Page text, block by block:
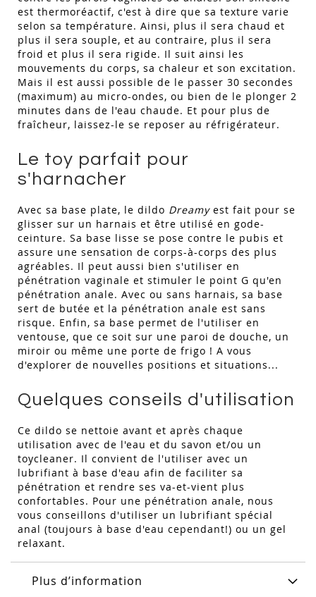
est thermoréactif, c'est à dire que sa texture varie
selon sa température. Ainsi, plus il sera chaud et
plus il sera souple, et au contraire, plus il sera
froid et plus il sera rigide. Il suit ainsi les
mouvements du corps, sa chaleur et son excitation.
Mais il est aussi possible de le passer 30 secondes
(maximum) au micro-ondes, ou bien de le plonger 2
minutes dans de l'eau chaude. Et pour plus de
fraîcheur, laissez-le se reposer au réfrigérateur.
Le toy parfait pour
s'harnacher
Avec sa base plate, le dildo Dreamy est fait pour se
glisser sur un harnais et être utilisé en gode-
ceinture. Sa base lisse se pose contre le pubis et
assure une sensation de corps-à-corps des plus
agréables. Il peut aussi bien s'utiliser en
pénétration vaginale et stimuler le point G qu'en
pénétration anale. Avec ou sans harnais, sa base
sert de butée et la pénétration anale est sans
risque. Enfin, sa base permet de l'utiliser en
ventouse, que ce soit sur une paroi de douche, un
miroir ou même une porte de frigo ! A vous
d'explorer de nouvelles positions et situations...
Quelques conseils d'utilisation
Ce dildo se nettoie avant et après chaque
utilisation avec de l'eau et du savon et/ou un
toycleaner. Il convient de l'utiliser avec un
lubrifiant à base d'eau afin de faciliter sa
pénétration et rendre ses va-et-vient plus
confortables. Pour une pénétration anale, nous
vous conseillons d'utiliser un lubrifiant spécial
anal (toujours à base d'eau cependant!) ou un gel
relaxant.
Plus d’information